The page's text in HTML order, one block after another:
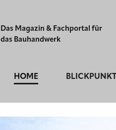
Das Magazin & Fachportal für
das Bauhandwerk
HOME BLICKPUNKT